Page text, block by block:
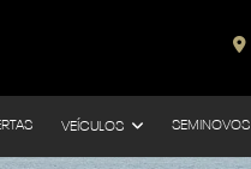
VEÍCULOS SEMINOVOS